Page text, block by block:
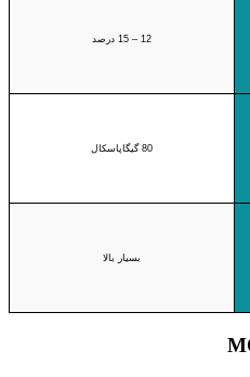
12 – 15 درصد
80 گیگاپاسکال
بسیار بالا